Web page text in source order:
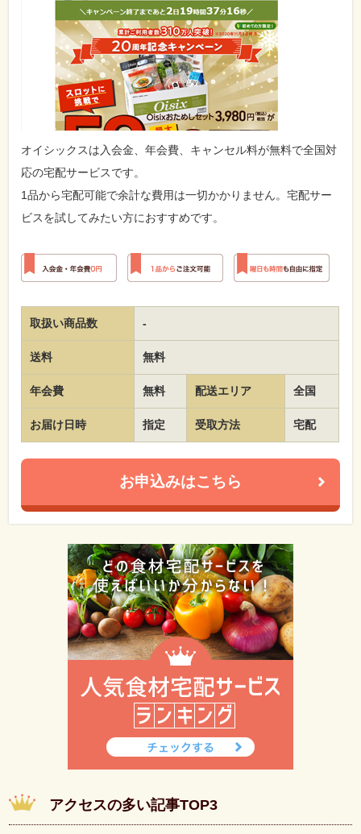
オイシックスは入会金、年会費、キャンセル料が無料で全国対
応の宅配サービスです。
1品から宅配可能で余計な費用は一切かかりません。宅配サー
ビスを試してみたい方におすすめです。
取扱い商品数 -
送料 無料
年会費 無料 配送エリア 全国
お届け日時 指定 受取方法 宅配
お申込みはこちら
アクセスの多い記事TOP3